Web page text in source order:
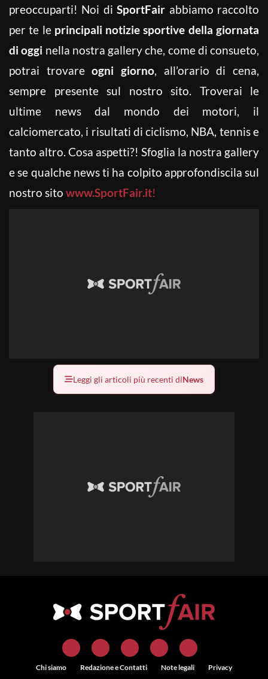
preoccuparti! Noi diSportFair abbiamo raccolto
per te leprincipali notizie sportive della giornata
di oggi nella nostra gallery che, come di consueto,
potrai trovareogni giorno, all’orario di cena,
sempre presente sul nostro sito. Troverai le
ultime news dal mondo dei motori, il
calciomercato, i risultati di ciclismo, NBA, tennis e
tanto altro. Cosa aspetti?! Sfoglia la nostra gallery
e se qualche news ti ha colpito approfondiscila sul
nostro sito www.SportFair.it!
Leggi gli articoli più recenti diNews
Chi siamo Redazione e Contatti Note legali Privacy